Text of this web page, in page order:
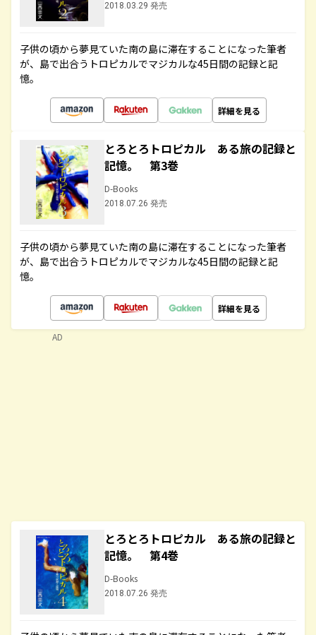
2018.03.29 発売
子供の頃から夢見ていた南の島に滞在することになった筆者
が、島で出合うトロピカルでマジカルな45日間の記録と記
憶。
詳細を見る
とろとろトロピカル ある旅の記録と
記憶。 第3巻
D-Books
2018.07.26 発売
子供の頃から夢見ていた南の島に滞在することになった筆者
が、島で出合うトロピカルでマジカルな45日間の記録と記
憶。
詳細を見る
とろとろトロピカル ある旅の記録と
記憶。 第4巻
D-Books
2018.07.26 発売
AD